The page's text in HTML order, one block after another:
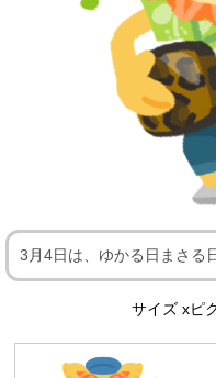
3月4日は、ゆかる日まさる
サイズ xピ